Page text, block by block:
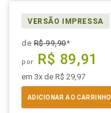
VERSÃO IMPRESSA
deR$ 99,90*
por R$ 89,91
em 3x de R$ 29,97
ADICIONAR AO CARRINHO